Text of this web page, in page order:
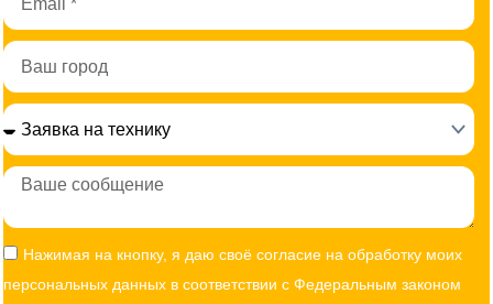
Город
Сообщение
Согласие
Нажимая на кнопку, я даю своё согласие на обработку моих
персональных данных в соответствии с Федеральным законом